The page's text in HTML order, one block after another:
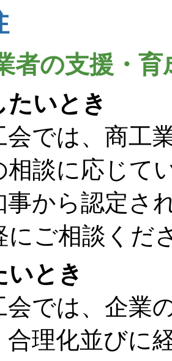
の支援・育
いとき
は、商工業
相談に応じて
ら認定され
にご相談くだ
いとき
は、企業の
合理化並びに